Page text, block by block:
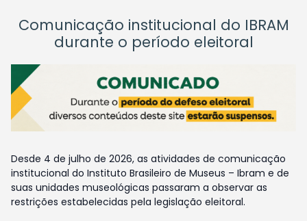
Comunicação institucional do IBRAM
durante o período eleitoral
Desde 4 de julho de 2026, as atividades de comunicação
institucional do Instituto Brasileiro de Museus – Ibram e de
suas unidades museológicas passaram a observar as
restrições estabelecidas pela legislação eleitoral.